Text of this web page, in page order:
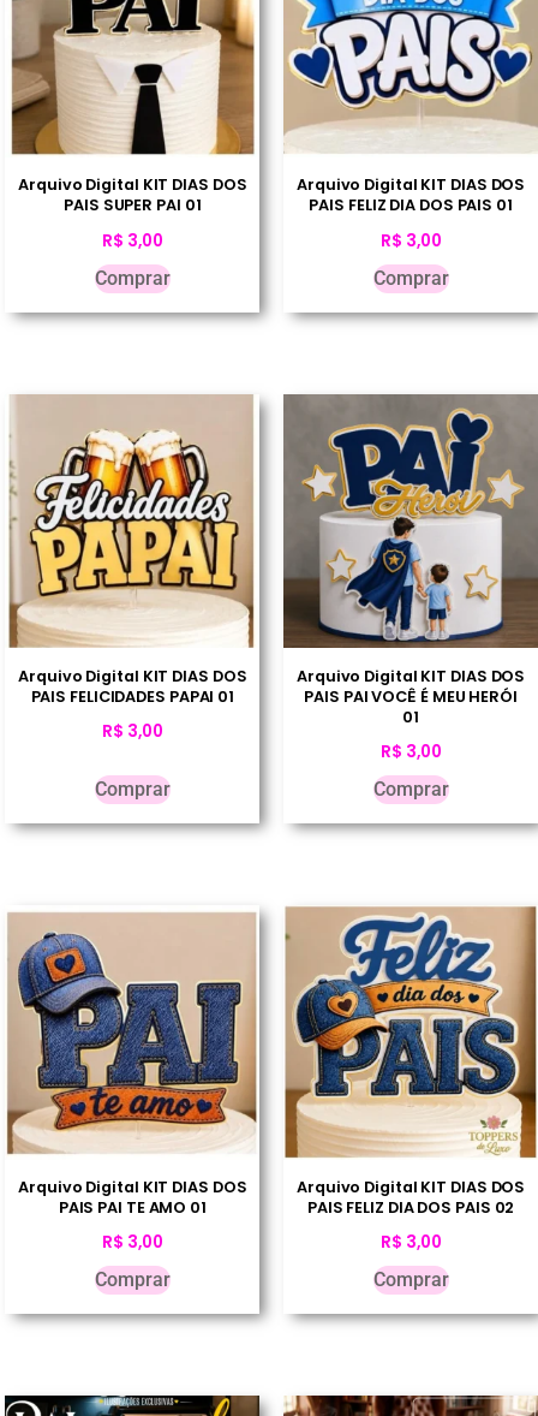
Arquivo Digital KIT DIAS DOS
PAIS SUPER PAI 01
R$ 3,00
Comprar
Arquivo Digital KIT DIAS DOS
PAIS FELIZ DIA DOS PAIS 01
R$ 3,00
Comprar
Arquivo Digital KIT DIAS DOS
PAIS FELICIDADES PAPAI 01
R$ 3,00
Comprar
Arquivo Digital KIT DIAS DOS
PAIS PAI VOCÊ É MEU HERÓI
01
R$ 3,00
Comprar
Arquivo Digital KIT DIAS DOS
PAIS PAI TE AMO 01
R$ 3,00
Comprar
Arquivo Digital KIT DIAS DOS
PAIS FELIZ DIA DOS PAIS 02
R$ 3,00
Comprar